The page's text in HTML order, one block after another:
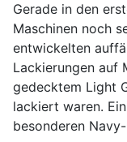
Gerade in den
Maschinen noch
entwickelten
Lackierungen auf
gedecktem Light
lackiert waren.
besonderen